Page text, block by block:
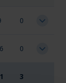
0
0
3